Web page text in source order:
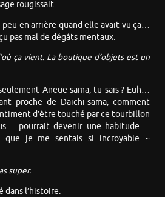
rougissait.
en arrière quand elle avait vu ça…
pas mal de dégâts mentaux.
ça vient. La boutique d’objets est un
Aneue-sama, tu sais ? Euh…
proche de Daichi-sama, comment
d’être touché par ce tourbillon
pourrait devenir une habitude….
que je me sentais si incroyable ~
super.
dans l’histoire.